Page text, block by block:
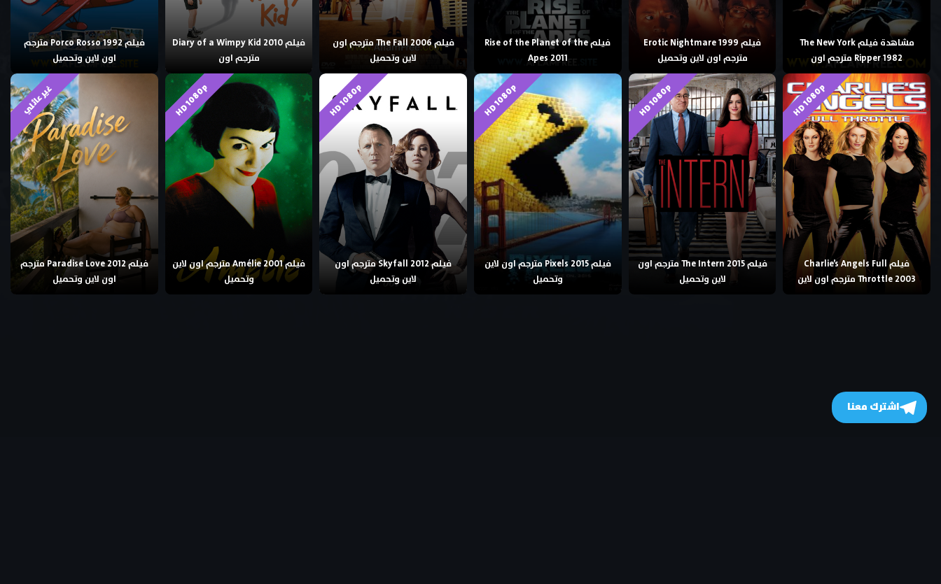
مشاهدة فيلم The New York
Ripper 1982 مترجم اون
فيلم Erotic Nightmare 1999
مترجم اون لاين وتحميل
فيلم Rise of the Planet of the
Apes 2011
فيلم The Fall 2006 مترجم اون
لاين وتحميل
فيلم Diary of a Wimpy Kid 2010
مترجم اون
فيلم Porco Rosso 1992 مترجم
اون لاين وتحميل
HD 1080p
فيلم Charlie’s Angels Full
Throttle 2003 مترجم اون لاين
HD 1080p
فيلم The Intern 2015 مترجم اون
لاين وتحميل
HD 1080p
فيلم Pixels 2015 مترجم اون لاين
وتحميل
HD 1080p
فيلم Skyfall 2012 مترجم اون
لاين وتحميل
HD 1080p
فيلم Amélie 2001 مترجم اون لاين
وتحميل
غير عائلي
فيلم Paradise Love 2012 مترجم
اون لاين وتحميل
اشترك معنا